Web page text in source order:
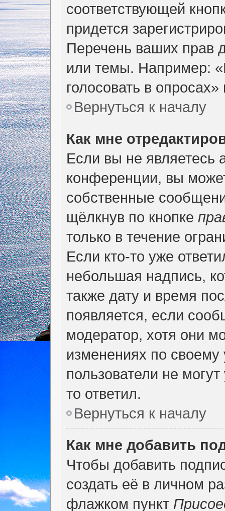
соответствующей
придется
Перечень ваших прав
или темы. Например:
голосовать в опросах»
Вернуться к началу
Как мне
Если вы не являетесь
конференции, вы
собственные
щёлкнув по кнопке
только в течение
Если кто-то уже
небольшая надпись,
также дату и время
появляется, если
модератор, хотя они
изменениях по
пользователи не
то ответил.
Вернуться к началу
Как мне добавить
Чтобы добавить
создать её в личном
флажком пункт